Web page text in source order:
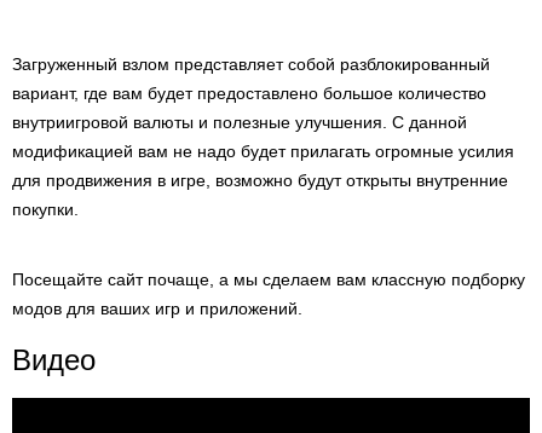
Загруженный взлом представляет собой разблокированный
вариант, где вам будет предоставлено большое количество
внутриигровой валюты и полезные улучшения. С данной
модификацией вам не надо будет прилагать огромные усилия
для продвижения в игре, возможно будут открыты внутренние
покупки.
Посещайте сайт почаще, а мы сделаем вам классную подборку
модов для ваших игр и приложений.
Видео